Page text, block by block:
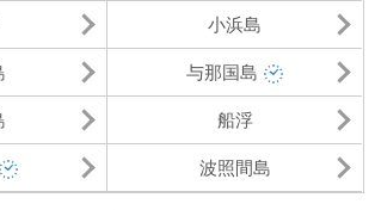
小浜島
与那国島
船浮
波照間島